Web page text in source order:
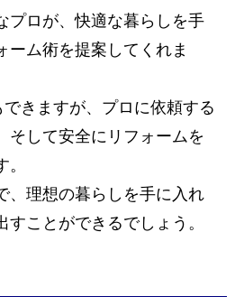
プロが、快適な暮らしを手
ーム術を提案してくれま
きますが、プロに依頼する
そして安全にリフォームを
、理想の暮らしを手に入れ
すことができるでしょう。